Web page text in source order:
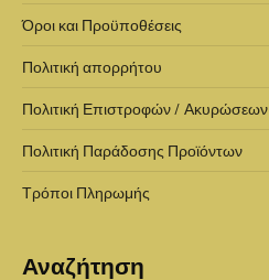
Όροι και Προϋποθέσεις
Πολιτική απορρήτου
Πολιτική Επιστροφών / Ακυρώσεων
Πολιτική Παράδοσης Προϊόντων
Τρόποι Πληρωμής
Αναζήτηση